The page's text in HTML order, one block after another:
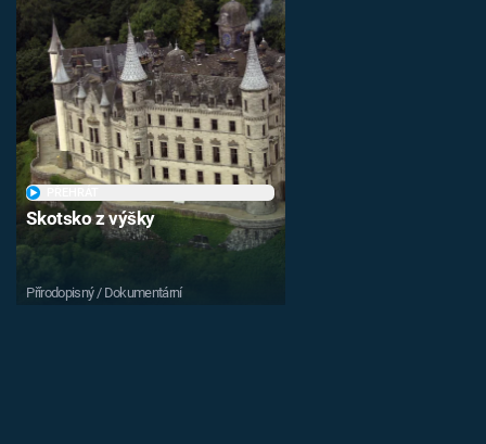
Skotsko z výšky
Přírodopisný / Dokumentární